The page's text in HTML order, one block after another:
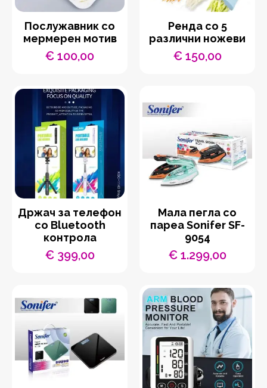
Послужавник со
мермерен мотив
€ 100,00
Ренда со 5
различни ножеви
€150,00
Држач за телефон
со Bluetooth
контрола
€399,00
Мала пегла со
пареа Sonifer SF-
9054
€1.299,00